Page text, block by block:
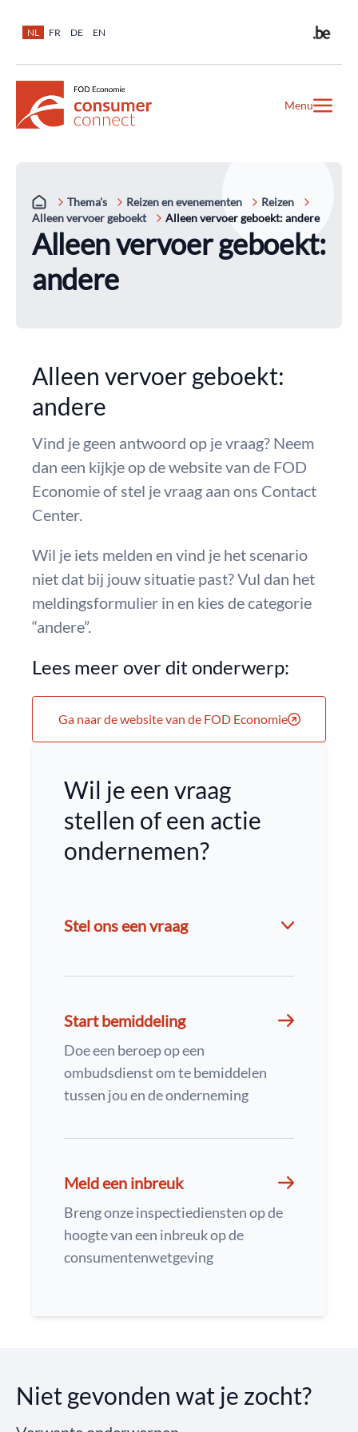
NL FR DE EN
Menu
Thema's Reizen en evenementen
Reizen
Alleen vervoer geboekt
Alleen vervoer geboekt: andere
Alleen vervoer geboekt:
andere
Alleen vervoer geboekt:
andere
Vind je geen antwoord op je vraag? Neem
dan een kijkje op de website van de FOD
Economie of stel je vraag aan ons Contact
Center.
Wil je iets melden en vind je het scenario
niet dat bij jouw situatie past? Vul dan het
meldingsformulier in en kies de categorie
“andere”.
Lees meer over dit onderwerp:
Ga naar de website van de FOD Economie
Wil je een vraag
stellen of een actie
ondernemen?
Stel ons een vraag
Start bemiddeling
Doe een beroep op een
ombudsdienst om te bemiddelen
tussen jou en de onderneming
Meld een inbreuk
Breng onze inspectiediensten op de
hoogte van een inbreuk op de
consumentenwetgeving
Niet gevonden wat je zocht?